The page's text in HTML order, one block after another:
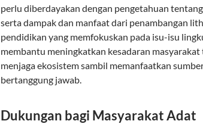
perlu diberdayakan dengan pengetahuan
serta dampak dan manfaat dari penambangan
pendidikan yang memfokuskan pada isu-isu
membantu meningkatkan kesadaran
menjaga ekosistem sambil memanfaatkan
bertanggung jawab.
Dukungan bagi Masyarakat Adat